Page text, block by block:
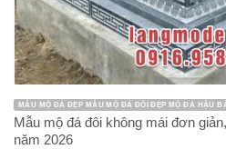
MẪU MỘ ĐÁ ĐẸP MẪU MỘ ĐÁ ĐÔI ĐẸP MỘ ĐÁ HẬU
Mẫu mộ đá đôi không mái đơn
năm 2026